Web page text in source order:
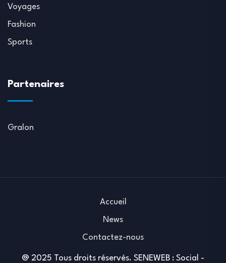
Voyages
Fashion
Sports
Partenaires
Gralon
@ 2025 Tous droits réservés. SENEWEB : Social -
Accueil
News
Contactez-nous